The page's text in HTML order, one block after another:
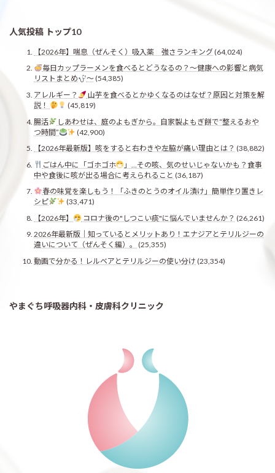
人気投稿 トップ10
【2026年】喘息（ぜんそく）吸入薬 強さランキング(64,024)
毎日カップラーメンを食べるとどうなるの？〜健康への影響と病気
リストまとめ
〜(54,385)
アレルギー？
山芋を食べるとかゆくなるのはなぜ？原因と対策を解
説！
(45,819)
腸活
しあわせは、庭のよもぎから。自家製よもぎ餅で“整えるおや
つ時間”
(42,900)
【2026年最新版】咳をすると右わきや左脇が痛い理由とは？ (38,882)
ごはん中に「ゴホゴホ
」…その咳、気のせいじゃないかも？食事
中や食後に咳が出る場合に考えられること (36,187)
春の味覚を楽しもう！「ふきのとうのオイル漬け」簡単作り置きレ
シピ
(33,471)
【2026年】
コロナ後の"しつこい痰"に悩んでいませんか？ (26,261)
2026年最新版｜知っているとメリットあり！エナジアとテリルジーの
違いについて（ぜんそく編）。
(25,355)
動画で分かる！レルベアとテリルジーの使い分け (23,354)
やまぐち呼吸器内科・皮膚科クリニック